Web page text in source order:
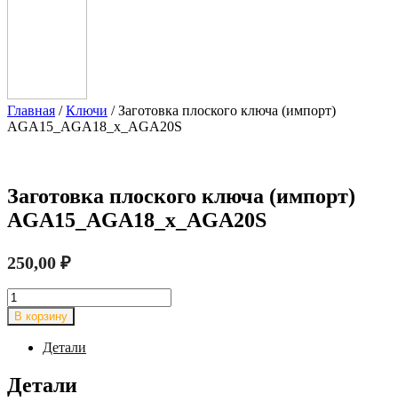
Главная /Ключи / Заготовка плоского ключа (импорт)
AGA15_AGA18_x_AGA20S
Заготовка плоского ключа (импорт)
AGA15_AGA18_x_AGA20S
250,00 ₽
Количество
товара
Заготовка
плоского
ключа
(импорт)
AGA15_AGA18_x_AGA20S
В корзину
Детали
Детали